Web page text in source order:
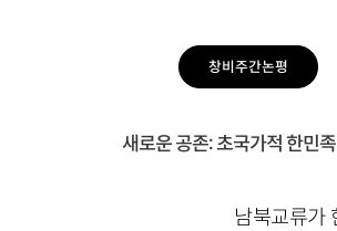
창비주간논평
새로운 공존: 초국가적 한민
남북교류가